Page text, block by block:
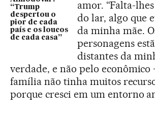
“Trump
despertou o
pior de cada
país e os loucos
de cada casa”
amor. “Falta-lhes
do lar, algo que
da minha mãe.
personagens
distantes da
verdade, e não pelo econômico
família não tinha muitos
porque cresci em um entorno